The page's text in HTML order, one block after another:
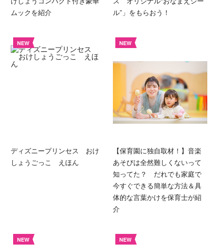
ムックを紹介
ル”」をもらおう！
NEW
ディズニープリンセス おけ
しょうごっこ えほん
NEW
【保育園に独自取材！】音楽
あそびは全然難しくないって
知ってた？ だれでも家庭で
今すぐできる簡単な方法＆具
体的な言葉かけを保育士が紹
介
NEW NEW